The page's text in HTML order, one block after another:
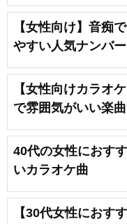
【女性向け】音痴
やすい人気ナンバー
【女性向けカラオ
で雰囲気がいい楽曲
40代の女性におす
いカラオケ曲
【30代女性におす